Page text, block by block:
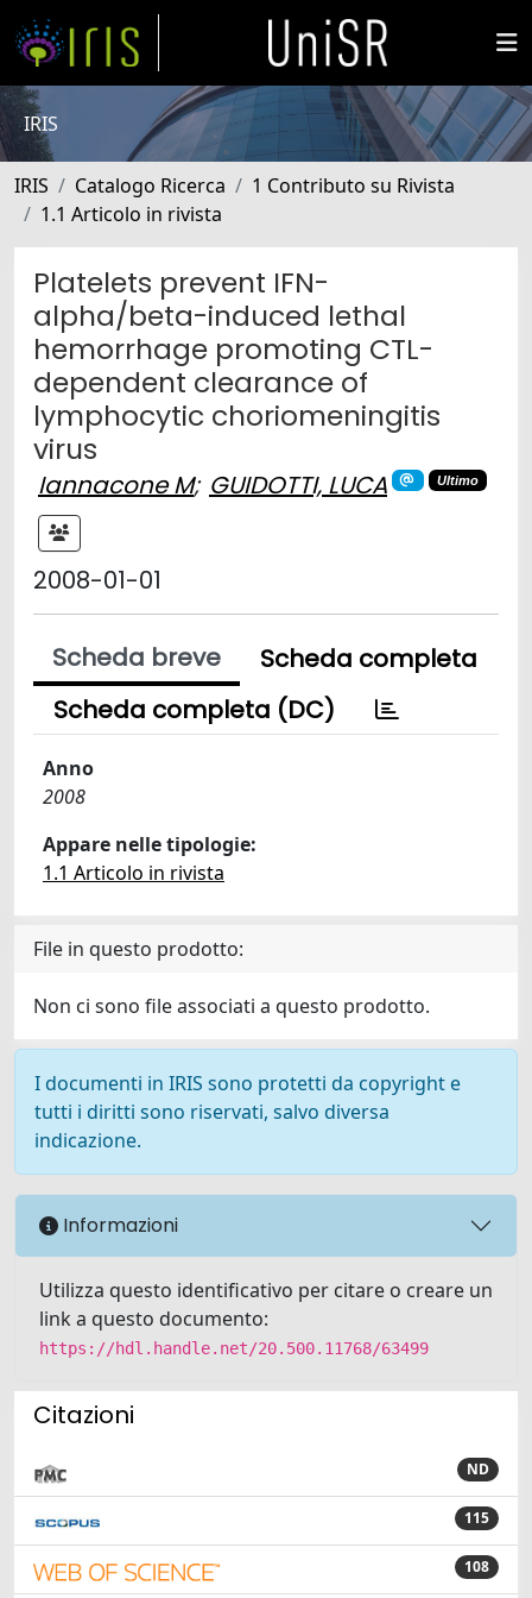
IRIS
IRIS Catalogo Ricerca
1 Contributo su Rivista
1.1 Articolo in rivista
Platelets prevent IFN-
alpha/beta-induced lethal
hemorrhage promoting CTL-
dependent clearance of
lymphocytic choriomeningitis
virus
Iannacone M; GUIDOTTI, LUCA Ultimo
2008-01-01
Scheda breve
Scheda completa
Scheda completa (DC)
Anno
2008
Appare nelle tipologie:
1.1 Articolo in rivista
File in questo prodotto:
Non ci sono file associati a questo prodotto.
I documenti in IRIS sono protetti da copyright e
tutti i diritti sono riservati, salvo diversa
indicazione.
Informazioni
Utilizza questo identificativo per citare o creare un
link a questo documento:
https://hdl.handle.net/20.500.11768/63499
Citazioni
ND
115
108